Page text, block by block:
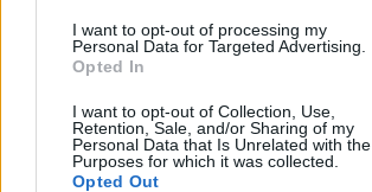
I want to opt-out of processing my
Personal Data for Targeted Advertising.
Opted In
I want to opt-out of Collection, Use,
Retention, Sale, and/or Sharing of my
Personal Data that Is Unrelated with the
Purposes for which it was collected.
Opted Out